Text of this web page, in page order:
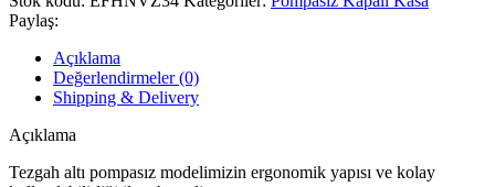
Arıtma
Cihazı
Kırmızı
adet
Paylaş:
Açıklama
Değerlendirmeler (0)
Shipping & Delivery
Açıklama
Tezgah altı pompasız modelimizin ergonomik yapısı ve kolay